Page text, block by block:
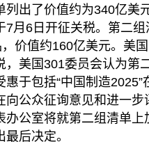
列出了价值约为340亿美
7月6日开征关税。第二组
价值约160亿美元。美
，美国301委员会认为第
于包括“中国制造2025”
向公众征询意见和进一步
办公室将就第二组清单上
后决定。